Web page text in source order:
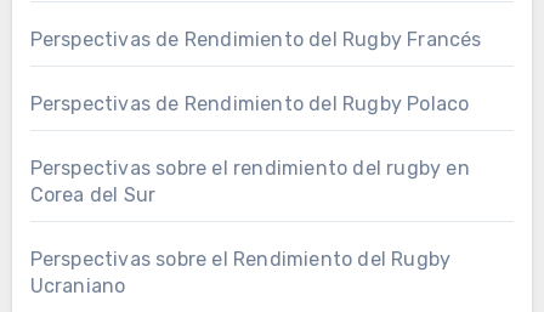
Perspectivas de Rendimiento del Rugby Francés
Perspectivas de Rendimiento del Rugby Polaco
Perspectivas sobre el rendimiento del rugby en
Corea del Sur
Perspectivas sobre el Rendimiento del Rugby
Ucraniano